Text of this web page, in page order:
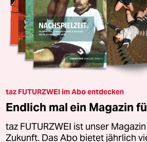
taz FUTURZWEI im Abo entdecken
Endlich mal ein Magazin
taz FUTURZWEI ist unser
Zukunft. Das Abo bietet jährlich